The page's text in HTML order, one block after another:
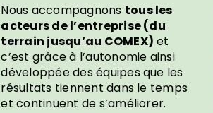
Nous accompagnons tous les
acteurs de l’entreprise (du
terrain jusqu’au COMEX) et
c’est grâce à l’autonomie ainsi
développée des équipes que les
résultats tiennent dans le temps
et continuent de s’améliorer.